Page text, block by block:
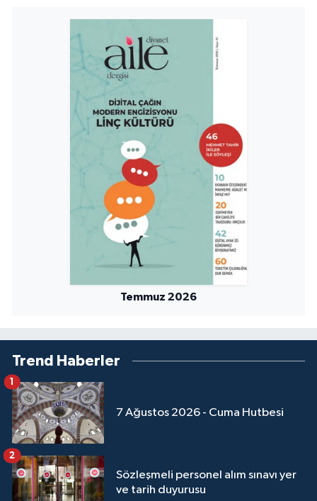
Temmuz 2026
Trend Haberler
7 Ağustos 2026 - Cuma Hutbesi
1
Sözleşmeli personel alım sınavı yer
ve tarih duyurusu
2